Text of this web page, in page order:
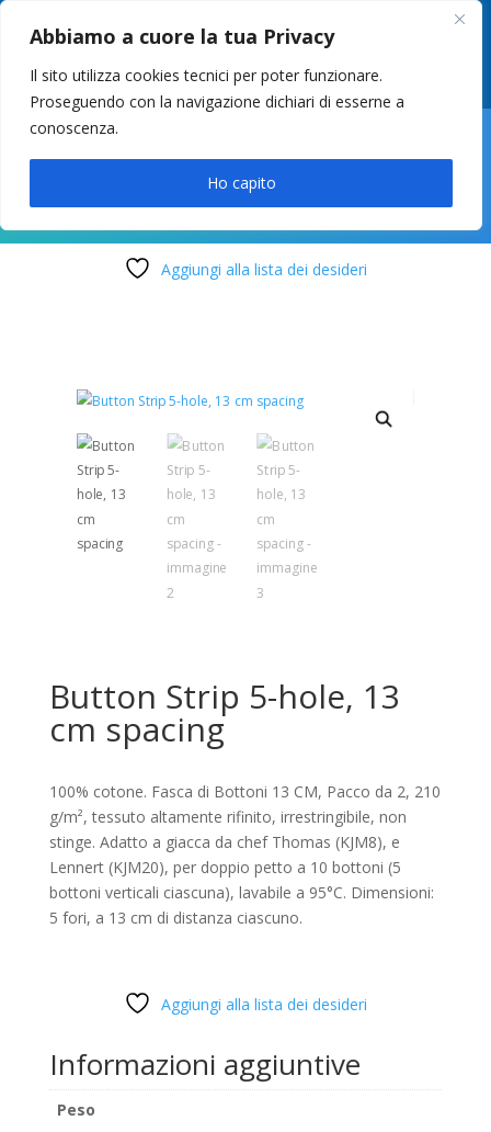
Abbiamo a cuore la tua Privacy
Il sito utilizza cookies tecnici per poter funzionare.
Proseguendo con la navigazione dichiari di esserne a
conoscenza.
Ho capito
049 8627946 –info@cstosetto.it
LUN-VEN 9-12 / 14:30-17
Aggiungi alla lista dei desideri
Button Strip 5-hole, 13
cm spacing
100% cotone. Fasca di Bottoni 13 CM, Pacco da 2, 210
g/m², tessuto altamente rifinito, irrestringibile, non
stinge. Adatto a giacca da chef Thomas (KJM8), e
Lennert (KJM20), per doppio petto a 10 bottoni (5
bottoni verticali ciascuna), lavabile a 95°C. Dimensioni:
5 fori, a 13 cm di distanza ciascuno.
Aggiungi alla lista dei desideri
Informazioni aggiuntive
Peso